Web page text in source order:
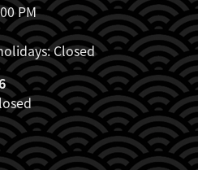
PM
Closed